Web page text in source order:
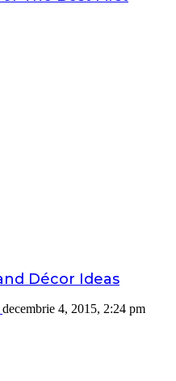
Décor Ideas
decembrie 4, 2015, 2:24 pm